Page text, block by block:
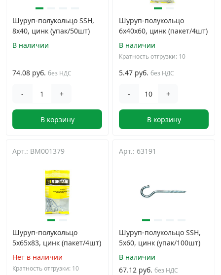
Строительный инструмент и инвентарь
Заклепки ›
Гвозди и скобы
Хомуты и шуруп-шпильки
Шурупы и саморезы
Грузовой крепеж
Комплекты и наборы крепежа
Кронштейны и крюки хозяйственные ›
Метрический крепеж
Шуруп-полукольцо SSH,
8х40, цинк (упак/50шт)
В наличии
74.08 руб. без НДС
- +
В корзину
Шуруп-полукольцо
6х40х60, цинк (пакет/4шт)
В наличии
Кратность отгрузки: 10
5.47 руб. без НДС
- +
В корзину
Арт.: BM001379
Шуруп-полукольцо
5х65х83, цинк (пакет/4шт)
Нет в наличии
Кратность отгрузки: 10
Арт.: 63191
Шуруп-полукольцо SSH,
5х60, цинк (упак/100шт)
В наличии
67.12 руб. без НДС